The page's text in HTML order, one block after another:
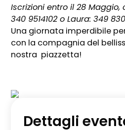
Iscrizioni entro il 28
340 9514102 o Laura: 349
Una giornata imperdibile
con la compagnia del
nostra piazzetta!
Dettagli